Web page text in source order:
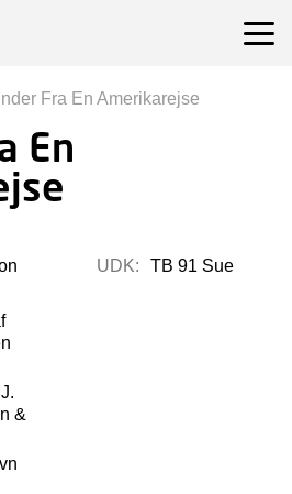
Fra En Amerikarejse
En
&
UDK: TB 91 Sue